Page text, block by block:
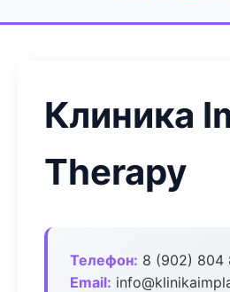
Клиника
Therapy
Телефон: 8 (902) 804
Email: